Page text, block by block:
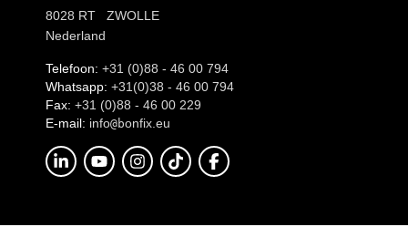
8028 RT ZWOLLE
Nederland
Telefoon: +31 (0)88 - 46 00 794
Whatsapp: +31(0)38 - 46 00 794
Fax: +31 (0)88 - 46 00 229
E-mail: info@bonfix.eu